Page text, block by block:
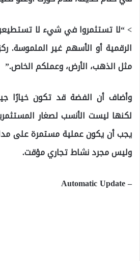
> “لا تستثمروا في شيء لا
الرقمية أو الأسهم غير الملموسة.
مثل الذهب، الأرض، وعملكم الخاص.”
وأضاف أن الفضة قد تكون خيارًا
لكنها ليست الأنسب لصغار
وليس مجرد نشاط تجاري مؤقت.
– Automatic Update